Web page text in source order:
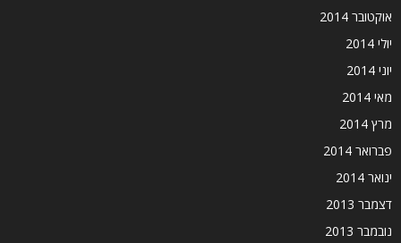
אוקטובר 2014
יולי 2014
יוני 2014
מאי 2014
מרץ 2014
פברואר 2014
ינואר 2014
דצמבר 2013
נובמבר 2013